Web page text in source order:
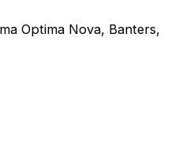
Optima Nova, Banters,